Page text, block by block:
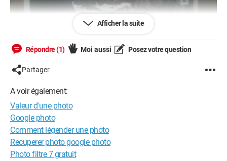
Afficher la suite
Répondre (1) Moi aussi Posez votre question
Partager
A voir également:
Valeur d'une photo
Google photo
Comment légender une photo
Recuperer photo google photo
Photo filtre 7 gratuit